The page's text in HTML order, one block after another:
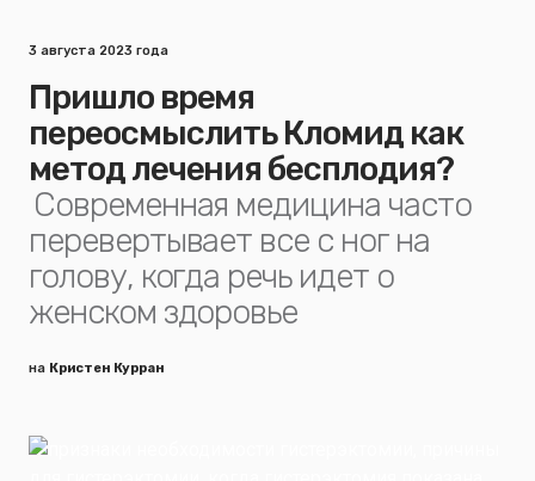
3 августа 2023 года
Пришло время
переосмыслить Кломид как
метод лечения бесплодия?
Современная медицина часто
перевертывает все с ног на
голову, когда речь идет о
женском здоровье
на Кристен Курран